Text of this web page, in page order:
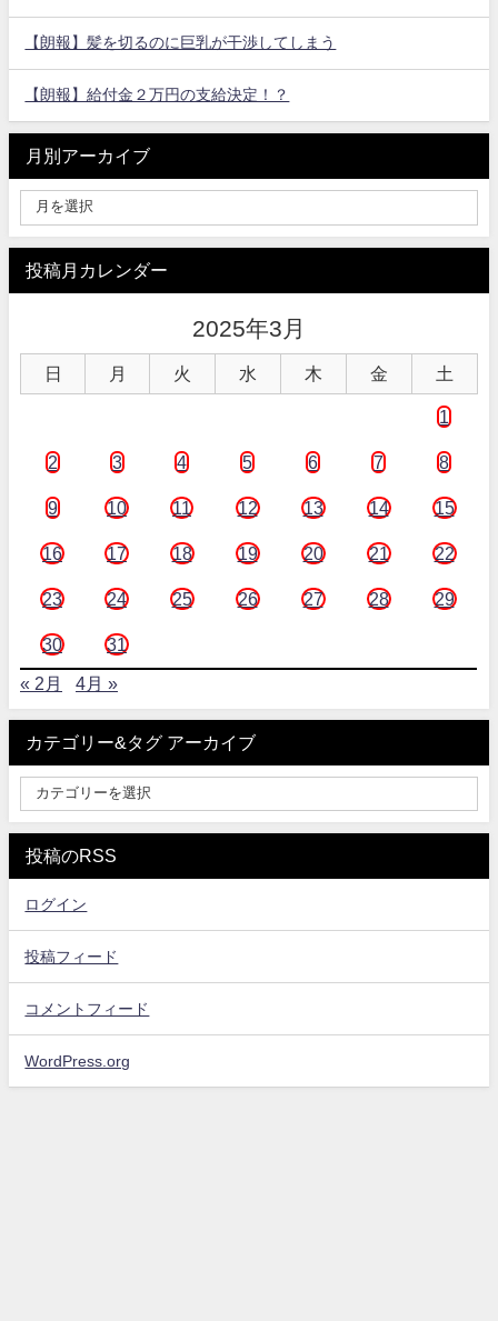
【朗報】髪を切るのに巨乳が干渉してしまう
【朗報】給付金２万円の支給決定！？
月別アーカイブ
投稿月カレンダー
2025年3月
日 月 火 水 木 金 土
1
2 3 4 5 6 7 8
9 10 11 12 13 14 15
16 17 18 19 20 21 22
23 24 25 26 27 28 29
30 31
« 2月 4月 »
カテゴリー&タグ アーカイブ
投稿のRSS
ログイン
投稿フィード
コメントフィード
WordPress.org